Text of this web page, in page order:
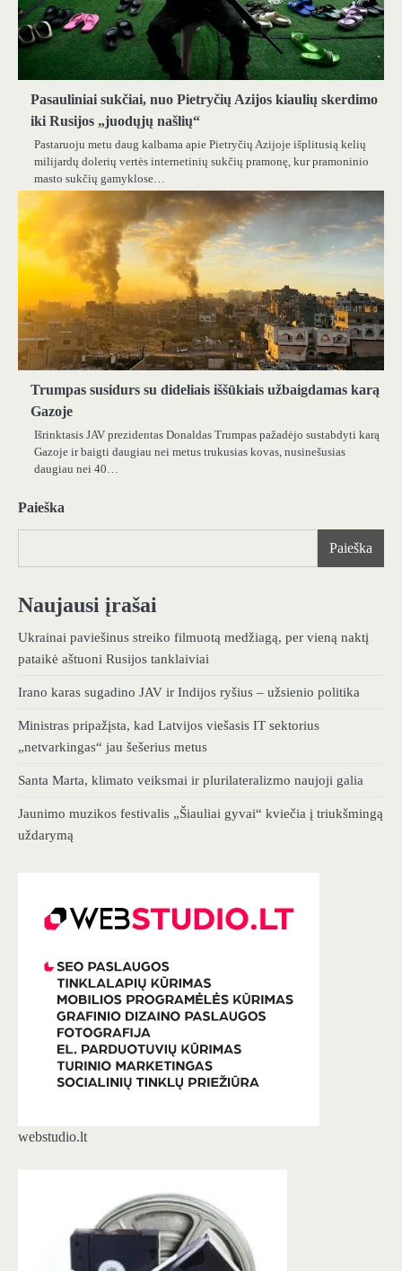
Pasauliniai sukčiai, nuo Pietryčių Azijos kiaulių skerdimo
iki Rusijos „juodųjų našlių“
Pastaruoju metu daug kalbama apie Pietryčių Azijoje išplitusią kelių
milijardų dolerių vertės internetinių sukčių pramonę, kur pramoninio
masto sukčių gamyklose…
Trumpas susidurs su dideliais iššūkiais užbaigdamas karą
Gazoje
Išrinktasis JAV prezidentas Donaldas Trumpas pažadėjo sustabdyti karą
Gazoje ir baigti daugiau nei metus trukusias kovas, nusinešusias
daugiau nei 40…
Paieška
Paieška
Naujausi įrašai
Ukrainai paviešinus streiko filmuotą medžiagą, per vieną naktį
pataikė aštuoni Rusijos tanklaiviai
Irano karas sugadino JAV ir Indijos ryšius – užsienio politika
Ministras pripažįsta, kad Latvijos viešasis IT sektorius
„netvarkingas“ jau šešerius metus
Santa Marta, klimato veiksmai ir plurilateralizmo naujoji galia
Jaunimo muzikos festivalis „Šiauliai gyvai“ kviečia į triukšmingą
uždarymą
webstudio.lt